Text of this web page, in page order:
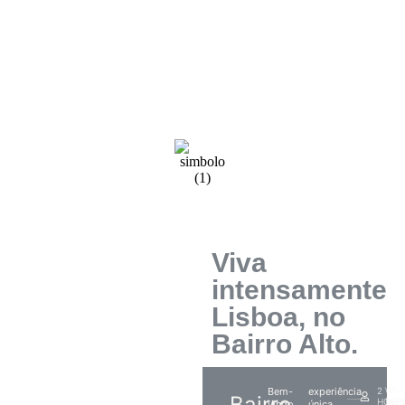
Viva
intensamente
Lisboa, no
Bairro Alto.
Bem-
experiência
2 WI-
FI